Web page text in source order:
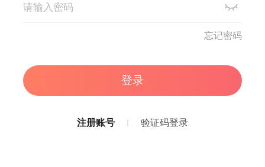
忘记密码
登录
注册账号 验证码登录